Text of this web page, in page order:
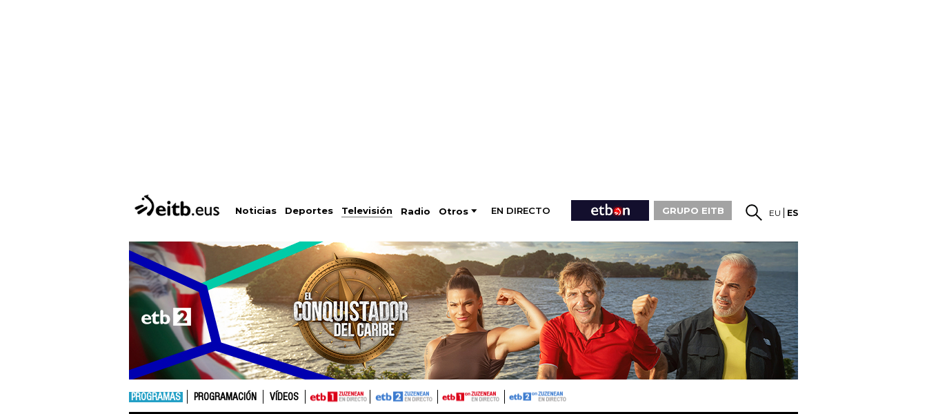
Noticias Deportes Televisión Radio Otros EN DIRECTO GRUPO EITB EU ES
PROGRAMAS PROGRAMACIÓN VÍDEOS